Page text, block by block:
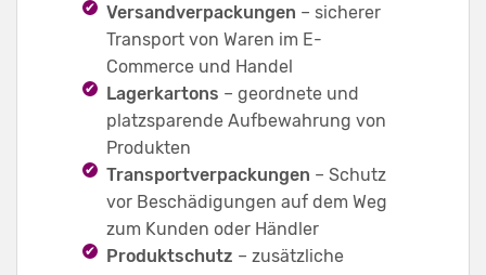
Versandverpackungen – sicherer
Transport von Waren im E-
Commerce und Handel
Lagerkartons – geordnete und
platzsparende Aufbewahrung von
Produkten
Transportverpackungen – Schutz
vor Beschädigungen auf dem Weg
zum Kunden oder Händler
Produktschutz – zusätzliche